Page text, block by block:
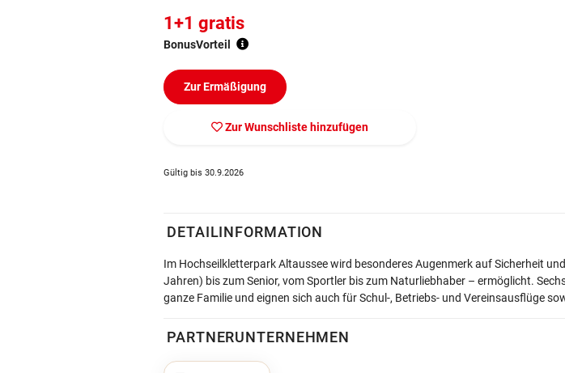
1+1 gratis
BonusVorteil
Zur Ermäßigung
Zur Wunschliste hinzufügen
Gültig bis 30.9.2026
DETAILINFORMATION
Im Hochseilkletterpark Altaussee wird besonderes Augenmerk auf Sicherheit
Jahren) biszum Senior, vom Sportler bis zum Naturliebhaber – ermöglicht.
ganze Familie und eignen sich auch fürSchul-, Betriebs- und Vereinsausflüge
PARTNERUNTERNEHMEN